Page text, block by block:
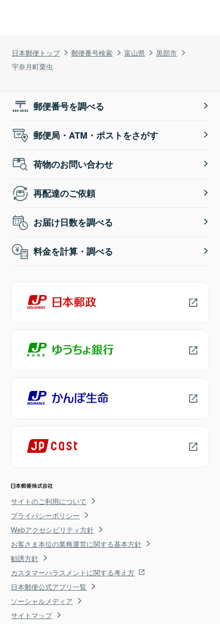
日本郵便トップ 郵便番号検索 富山県
黒部市
宇奈月町栗虫
郵便番号を調べる
郵便局・ATM・ポストをさがす
荷物のお問い合わせ
再配達のご依頼
お届け日数を調べる
料金を計算・調べる
サイトのご利用について
プライバシーポリシー
Webアクセシビリティ方針
お客さま本位の業務運営に関する基本方針
勧誘方針
カスタマーハラスメントに関する考え方
日本郵便公式アプリ一覧
ソーシャルメディア
サイトマップ